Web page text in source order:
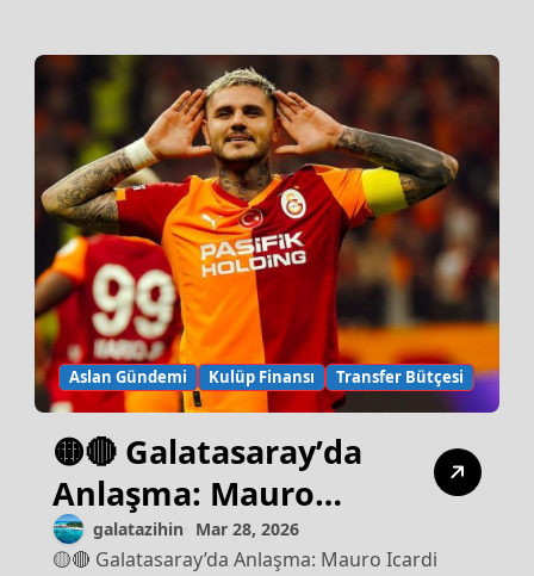
Aslan Gündemi Kulüp Finansı Transfer Bütçesi
🟡🔴 Galatasaray’da
Anlaşma: Mauro
Icardi
galatazihin Mar 28, 2026
🟡🔴 Galatasaray’da Anlaşma: Mauro Icardi